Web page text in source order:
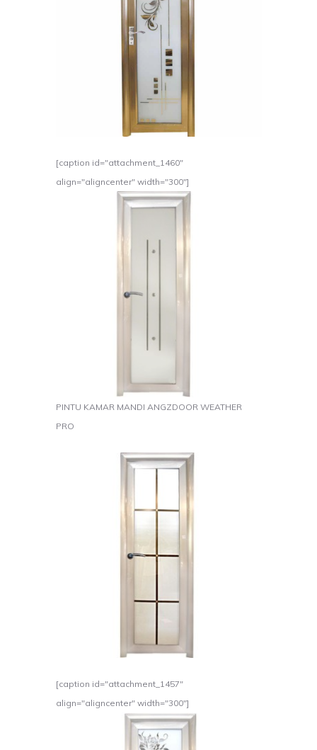
[caption id="attachment_1460"
align="aligncenter" width="300"]
PINTU KAMAR MANDI ANGZDOOR WEATHER
PRO
[caption id="attachment_1457"
align="aligncenter" width="300"]